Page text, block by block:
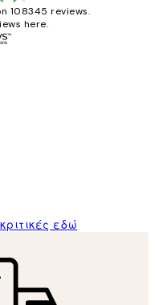
108345 reviews.
here.
εδώ